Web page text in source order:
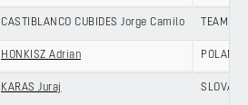
CASTIBLANCO CUBIDES Jorge Camilo TEAM
HONKISZ Adrian POLAND
KARAS Juraj